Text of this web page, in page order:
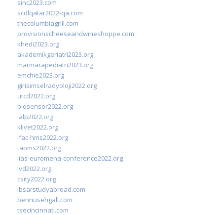
sinc2023.com
scdlqatar2022-qa.com
thecolumbiagrill.com
provisionscheeseandwineshoppe.com
khedi2023.org
akademikgeriatri2023.org
marmarapediatri2023.org
emchie2023.org
girisimselradyoloji2022.org
utcd2022.org
biosensor2022.org
ialp2022.org
klivet2022.org
ifac-hms2022.org
taoms2022.org
iias-euromena-conference2022.org
ivd2022.org
csity2022.org
ibsarstudyabroad.com
bennusehgall.com
tsecincinnati.com